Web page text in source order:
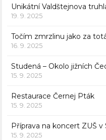
Unikátní Valdštejnova
19. 9. 2025
Točím zmrzlinu jako za
16. 9. 2025
Studená – Okolo jižních
15. 9. 2025
Restaurace Černej Pták
15. 9. 2025
Příprava na koncert ZUŠ v
15. 9. 2025